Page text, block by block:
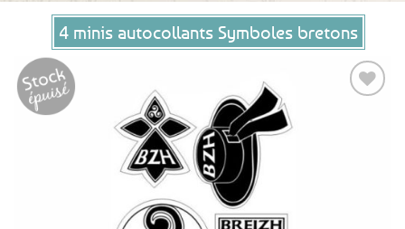
4 minis autocollants Symboles bretons